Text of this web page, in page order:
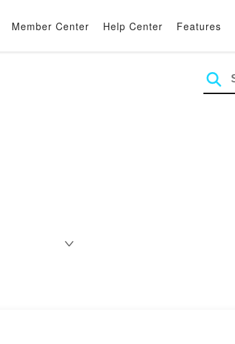
Member Center Help Center Features